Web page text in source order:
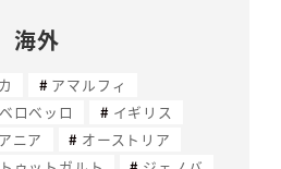
海外
アマルフィ
ロベッロ
イギリス
ニア
オーストリア